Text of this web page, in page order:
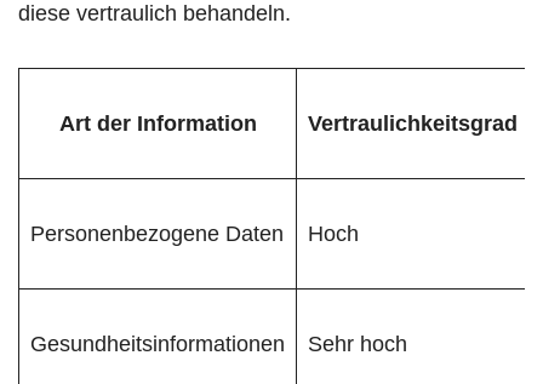
diese vertraulich behandeln.
Art der Information Vertraulichkeitsgrad
Personenbezogene Daten Hoch
Gesundheitsinformationen Sehr hoch